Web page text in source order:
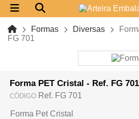
Formas Diversas
FG 701
Forma PET Cristal - Ref. FG 701
CÓDIGO Ref. FG 701
Forma Pet Cristal